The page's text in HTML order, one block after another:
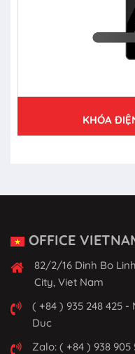
KHÓA
OFFICE
82/2/16 Dinh Bo
City, Viet Nam
( +84 ) 935 248 425 -
Duc
Zalo: ( +84 ) 938 905